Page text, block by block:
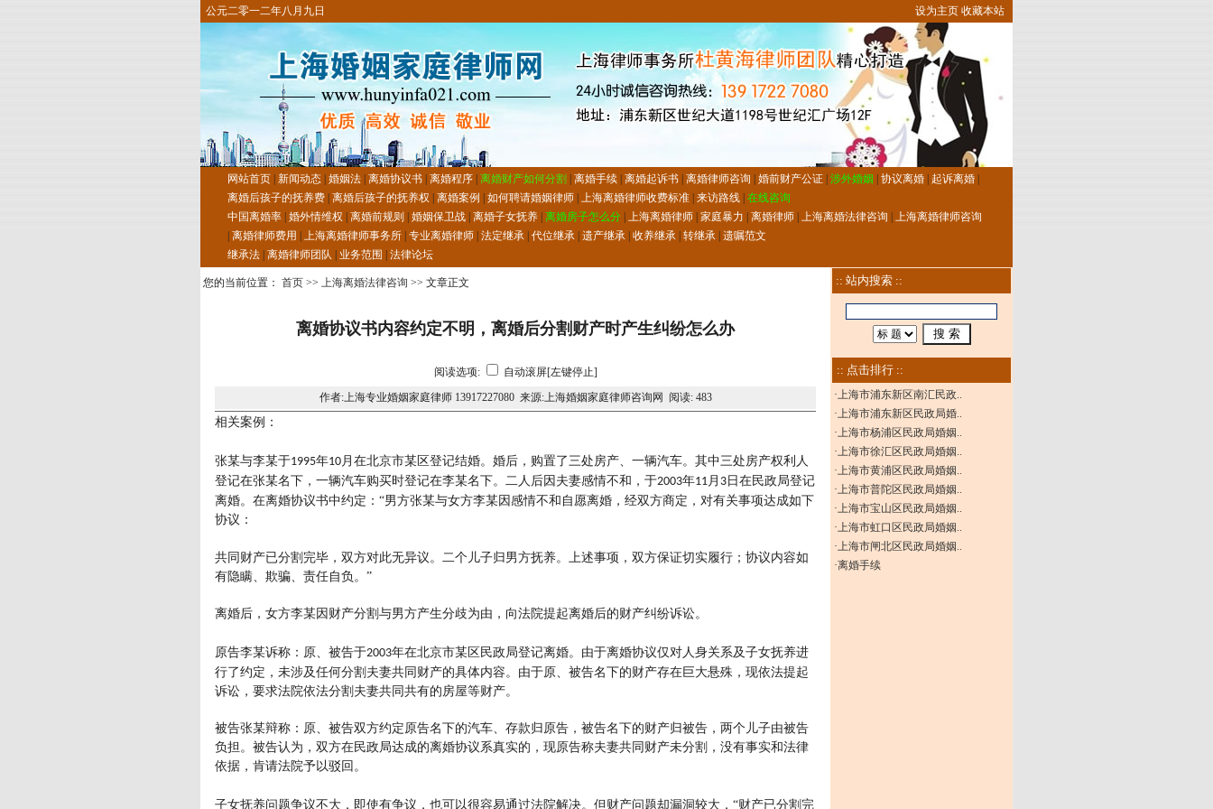
公元二零一二年八月九日 设为主页 收藏本站
网站首页 新闻动态 婚姻法 离婚协议书 离婚程序 离婚财产如何分割 离婚手续 离婚起诉书 离婚律师咨询 婚前财产公证 涉外婚姻 协议离婚 起诉离婚
离婚后孩子的抚养费 离婚后孩子的抚养权 离婚案例 如何聘请婚姻律师 上海离婚律师收费标准 来访路线 在线咨询
中国离婚率 婚外情维权 离婚前规则 婚姻保卫战 离婚子女抚养 离婚房子怎么分 上海离婚律师 家庭暴力 离婚律师 上海离婚法律咨询
上海离婚律师咨询
离婚律师费用 上海离婚律师事务所 专业离婚律师 法定继承 代位继承 遗产继承 收养继承 转继承 遗嘱范文
继承法 离婚律师团队 业务范围 法律论坛
您的当前位置： 首页 >> 上海离婚法律咨询 >> 文章正文
离婚协议书内容约定不明，离婚后分割财产时产生纠纷怎么办
阅读选项:
自动滚屏[左键停止]
作者:上海专业婚姻家庭律师 13917227080 来源:上海婚姻家庭律师咨询网 阅读: 483
相关案例：
张某与李某于1995年10月在北京市某区登记结婚。婚后，购置了三处房产、一辆汽车。其中三处房产权利人
登记在张某名下，一辆汽车购买时登记在李某名下。二人后因夫妻感情不和，于2003年11月 3 日在民政局登记
离婚。在离婚协议书中约定：“男方张某与女方李某因感情不和自愿离婚，经双方商定，对有关事项达成如下
协议：
共同财产已分割完毕，双方对此无异议。二个儿子归男方抚养。上述事项，双方保证切实履行；协议内容如
有隐瞒、欺骗、责任自负。 ”
离婚后，女方李某因财产分割与男方产生分歧为由，向法院提起离婚后的财产纠纷诉讼。
原告李某诉称：原、被告于2003年在北京市某区民政局登记离婚。由于离婚协议仅对人身关系及子女抚养进
行了约定，未涉及任何分割夫妻共同财产的具体内容。由于原、被告名下的财产存在巨大悬殊，现依法提起
诉讼，要求法院依法分割夫妻共同共有的房屋等财产。
被告张某辩称：原、被告双方约定原告名下的汽车、存款归原告，被告名下的财产归被告，两个儿子由被告
负担。被告认为，双方在民政局达成的离婚协议系真实的，现原告称夫妻共同财产未分割，没有事实和法律
依据，肯请法院予以驳回。
子女抚养问题争议不大，即使有争议，也可以很容易通过法院解决。但财产问题却漏洞较大， “财产已分割完
:: 站内搜索 ::
:: 点击排行 ::
·上海市浦东新区南汇民政..
·上海市浦东新区民政局婚..
·上海市杨浦区民政局婚姻..
·上海市徐汇区民政局婚姻..
·上海市黄浦区民政局婚姻..
·上海市普陀区民政局婚姻..
·上海市宝山区民政局婚姻..
·上海市虹口区民政局婚姻..
·上海市闸北区民政局婚姻..
·离婚手续